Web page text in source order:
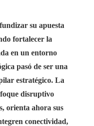
su apuesta
fortalecer la
en un entorno
pasó de ser una
estratégico. La
disruptivo
orienta ahora sus
conectividad,